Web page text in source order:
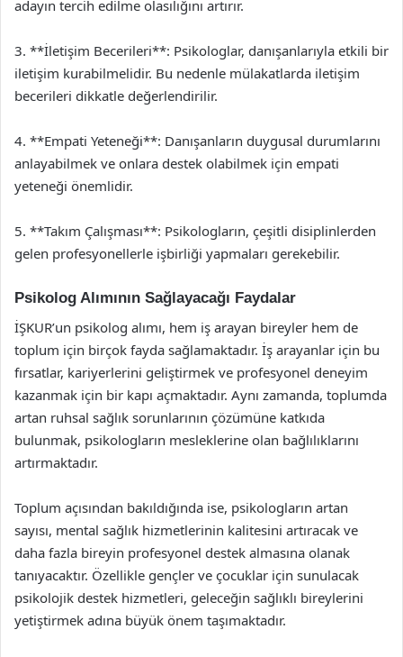
adayın tercih edilme olasılığını artırır.
3. **İletişim Becerileri**: Psikologlar, danışanlarıyla etkili bir
iletişim kurabilmelidir. Bu nedenle mülakatlarda iletişim
becerileri dikkatle değerlendirilir.
4. **Empati Yeteneği**: Danışanların duygusal durumlarını
anlayabilmek ve onlara destek olabilmek için empati
yeteneği önemlidir.
5. **Takım Çalışması**: Psikologların, çeşitli disiplinlerden
gelen profesyonellerle işbirliği yapmaları gerekebilir.
Psikolog Alımının Sağlayacağı Faydalar
İŞKUR’un psikolog alımı, hem iş arayan bireyler hem de
toplum için birçok fayda sağlamaktadır. İş arayanlar için bu
fırsatlar, kariyerlerini geliştirmek ve profesyonel deneyim
kazanmak için bir kapı açmaktadır. Aynı zamanda, toplumda
artan ruhsal sağlık sorunlarının çözümüne katkıda
bulunmak, psikologların mesleklerine olan bağlılıklarını
artırmaktadır.
Toplum açısından bakıldığında ise, psikologların artan
sayısı, mental sağlık hizmetlerinin kalitesini artıracak ve
daha fazla bireyin profesyonel destek almasına olanak
tanıyacaktır. Özellikle gençler ve çocuklar için sunulacak
psikolojik destek hizmetleri, geleceğin sağlıklı bireylerini
yetiştirmek adına büyük önem taşımaktadır.